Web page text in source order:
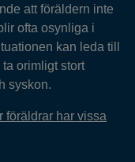
att föräldern inte
ofta osynliga i
kan leda till
orimligt stort
syskon.
föräldrar har vissa